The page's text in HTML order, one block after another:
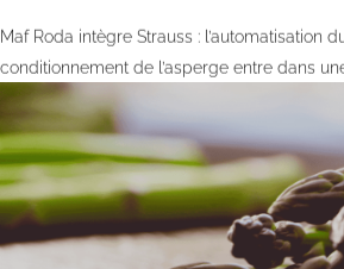
Maf Roda intègre Strauss : l’automatisation
conditionnement de l’asperge entre dans